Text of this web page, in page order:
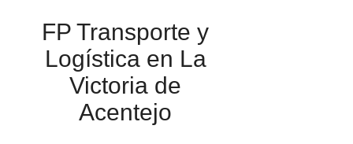
FP Transporte y
Logística en La
Victoria de
Acentejo